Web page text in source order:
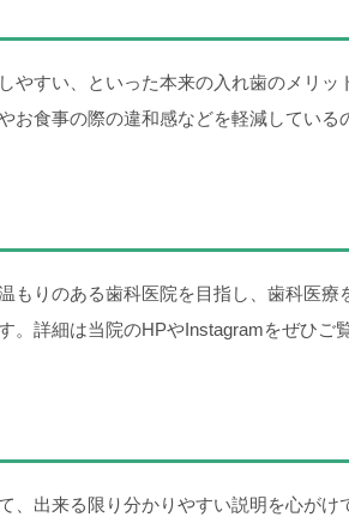
すい、といった本来の入れ歯のメリッ
お食事の際の違和感などを軽減している
もりのある歯科医院を目指し、歯科医療
詳細は当院のHPやInstagramをぜひご覧
出来る限り分かりやすい説明を心がけ